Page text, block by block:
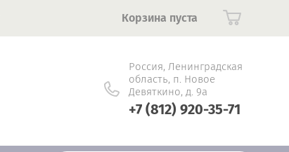
Корзина пуста
Россия, Ленинградская
область, п. Новое
Девяткино, д. 9а
+7 (812) 920-35-71